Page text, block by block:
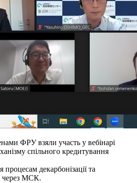
ФРУ взяли участь у вебінарі
спільного кредитування
декарбонізації та
через МСК.